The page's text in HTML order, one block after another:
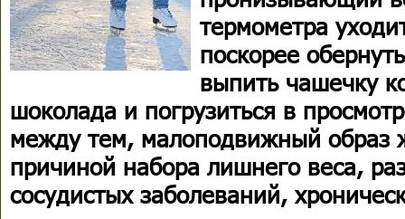
термометра
поскорее
выпить чашечку
шоколада и погрузиться в
между тем, малоподвижный образ
причиной набора лишнего веса,
сосудистых заболеваний,